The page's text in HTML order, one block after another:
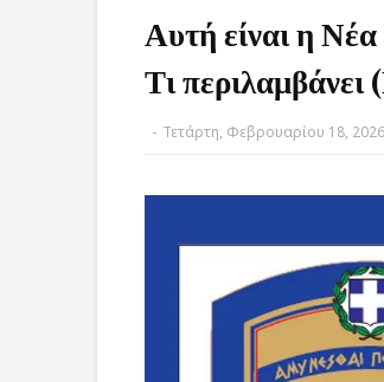
Αυτή είναι η
Τι
- Τετάρτη, Φεβρουαρίου 18, 2026